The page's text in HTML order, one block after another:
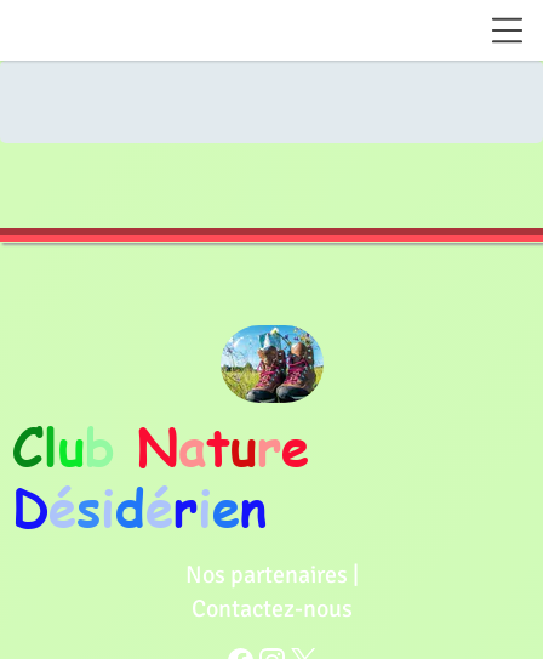
Club Nature
Désidérien
Nos partenaires
Contactez-nous